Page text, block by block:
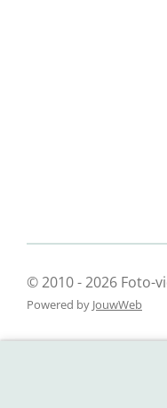
© 2010 - 2026 Foto-
Powered by JouwWeb